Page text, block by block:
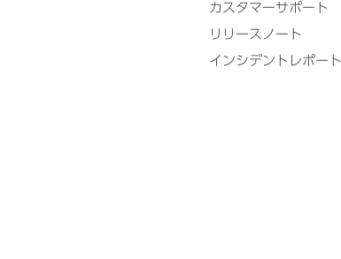
カスタマーサポート
リリースノート
インシデントレポート